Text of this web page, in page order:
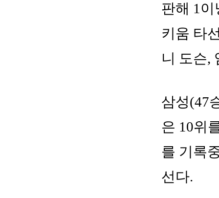
판해 1
키움 타
니 도슨,
삼성(47
은 10위
를 기록
선다.